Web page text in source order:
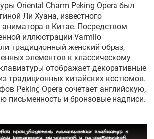
Oriental Charm Peking Opera был
Ли Хуана, известного
в Китае. Посредством
иллюстрации Varmilo
традиционный женский образ,
элементов к классическому
отображает декоративные
традиционных китайских костюмов.
Peking Opera сочетает английскую,
письменность и бронзовые надписи.